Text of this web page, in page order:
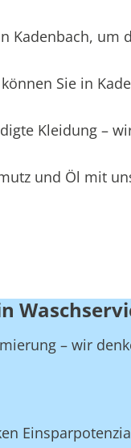
Kadenbach,
Sie in
Kleidung –
und Öl mit
– wir